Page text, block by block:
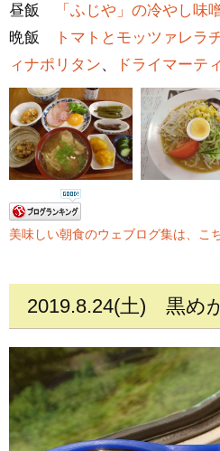
昼飯
「ふじや」の冷やし味
晩飯
トマトとモッツァレラ
ィナポリタン、 ドライマーテ
美味しい朝食のウェブログ集は、こ
2019.8.24(土) 黒め